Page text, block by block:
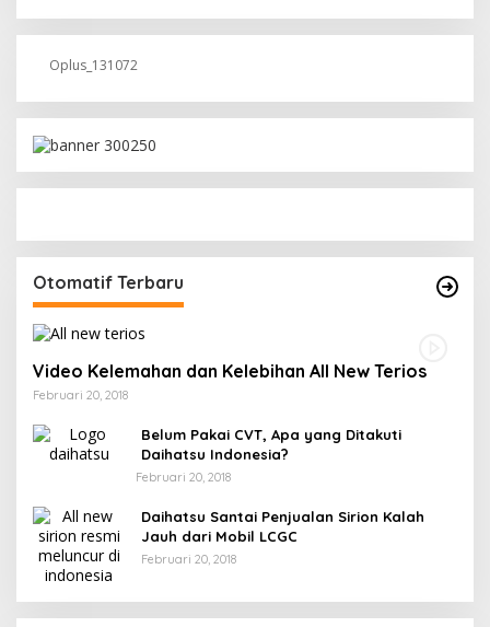
Oplus_131072
Otomatif Terbaru
Video Kelemahan dan Kelebihan All New Terios
Februari 20, 2018
Belum Pakai CVT, Apa yang Ditakuti
Daihatsu Indonesia?
Februari 20, 2018
Daihatsu Santai Penjualan Sirion Kalah
Jauh dari Mobil LCGC
Februari 20, 2018